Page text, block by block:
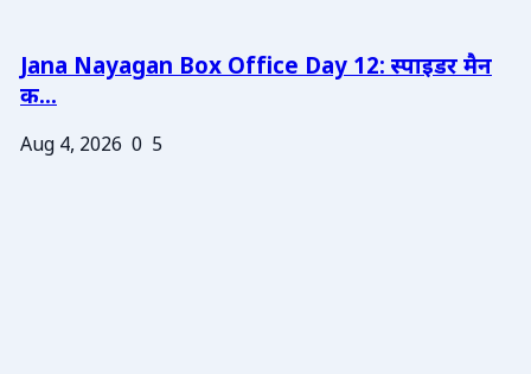
Jana Nayagan Box Office Day 12: स्पाइडर मैन
क...
Aug 4, 2026 0 5